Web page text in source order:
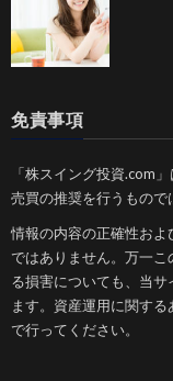
免責事項
「株スイング投資.com
売買の推奨を行うもので
情報の内容の正確性お
ではありません。万一
る損害についても、当
ます。資産運用に関す
で行ってください。